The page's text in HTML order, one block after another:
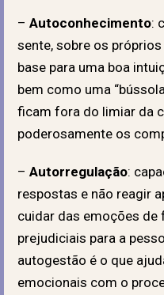
– Autoconhecimento:
sente, sobre os
base para uma boa
bem como uma
ficam fora do limiar da
poderosamente os
– Autorregulação:
respostas e não reagir
cuidar das emoções de
prejudiciais para a
autogestão é o que
emocionais com o